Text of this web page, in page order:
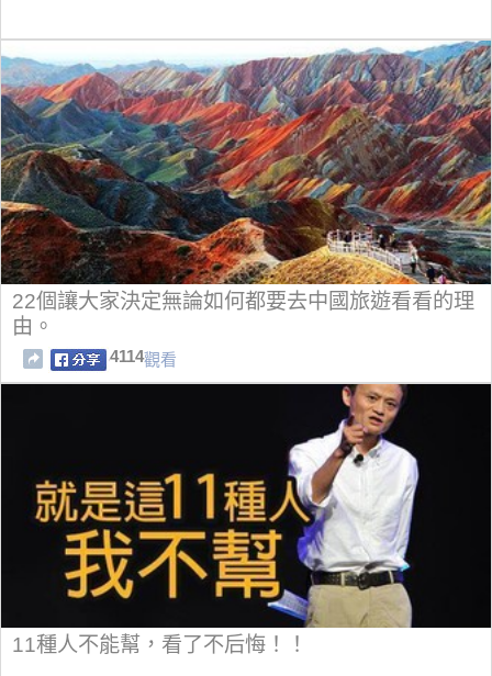
22個讓大家決定無論如何都要去中國旅遊看看的理
由。
4114觀看
11種人不能幫，看了不后悔！！